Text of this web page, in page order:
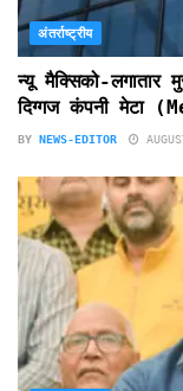
अंतर्राष्ट्रीय
न्यू मैक्सिको-लगातार
दिग्गज कंपनी मेटा
BY NEWS-EDITOR